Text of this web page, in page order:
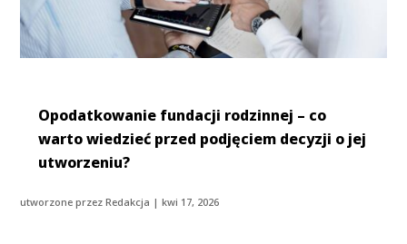
Opodatkowanie fundacji rodzinnej – co
warto wiedzieć przed podjęciem decyzji o jej
utworzeniu?
utworzone przezRedakcja |kwi 17, 2026